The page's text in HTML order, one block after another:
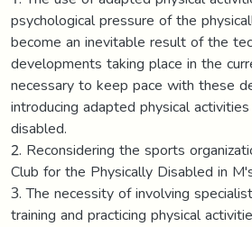
psychological pressure of the
become an inevitable result of the
developments taking place in the
necessary to keep pace with these
introducing adapted physical
disabled.
2. Reconsidering the sports
Club for the Physically Disabled in
3. The necessity of involving
training and practicing physical